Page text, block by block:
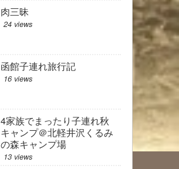
肉三昧
24 views
函館子連れ旅行記
16 views
4家族でまったり子連れ秋
キャンプ＠北軽井沢くるみ
の森キャンプ場
13 views